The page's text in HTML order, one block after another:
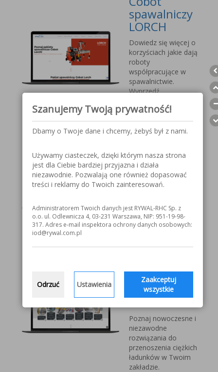
spawalniczy
LORCH
Dowiedz się więcej o
korzyściach jakie dają
roboty
współpracujące w
spawalnictwie.
Wyprzedź
nadchodzącym
wyzwaniom.
Przyłbica
spawalnicza
V1000 MOST
przyłbicy spawalniczej
V1000 MOST
Systemy
bliskiego
Vetter Kran
Technik
Poznaj nowoczesne i
niezawodne
rozwiązania do
przenoszenia ciężkich
ładunków w Twoim
zakładzie.
Szanujemy Twoją prywatność!
Dbamy o Twoje dane i chcemy, żebyś był z nami.
Używamy ciasteczek, dzięki którym nasza strona
jest dla Ciebie bardziej przyjazna i działa
niezawodnie. Pozwalają one również dopasować
treści i reklamy do Twoich zainteresowań.
Administratorem Twoich danych jest RYWAL-RHC Sp. z
o.o. ul. Odlewnicza 4, 03-231 Warszawa, NIP: 951-19-98-
317. Adres e-mail inspektora ochrony danych osobowych:
iod@rywal.com.pl
Odrzuć Ustawienia
Zaakceptuj
wszystkie